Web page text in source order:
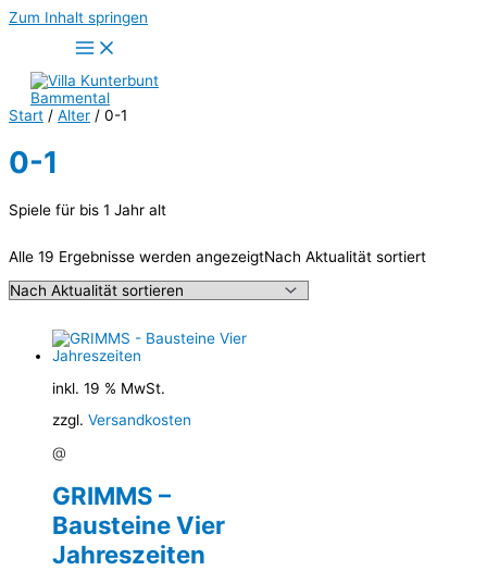
Zum Inhalt springen
Start / Alter / 0-1
0-1
Spiele für bis 1 Jahr alt
Alle 19 Ergebnisse werden angezeigtNach Aktualität sortiert
inkl. 19 % MwSt.
zzgl. Versandkosten
@
GRIMMS –
Bausteine Vier
Jahreszeiten